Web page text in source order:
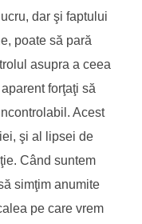
dar şi faptului
poate să pară
asupra a ceea
forţaţi să
Acest
şi al lipsei de
Când suntem
simţim anumite
pe care vrem